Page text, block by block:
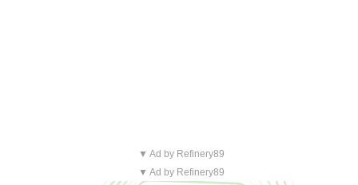
▼ Ad by Refinery89
▼ Ad by Refinery89